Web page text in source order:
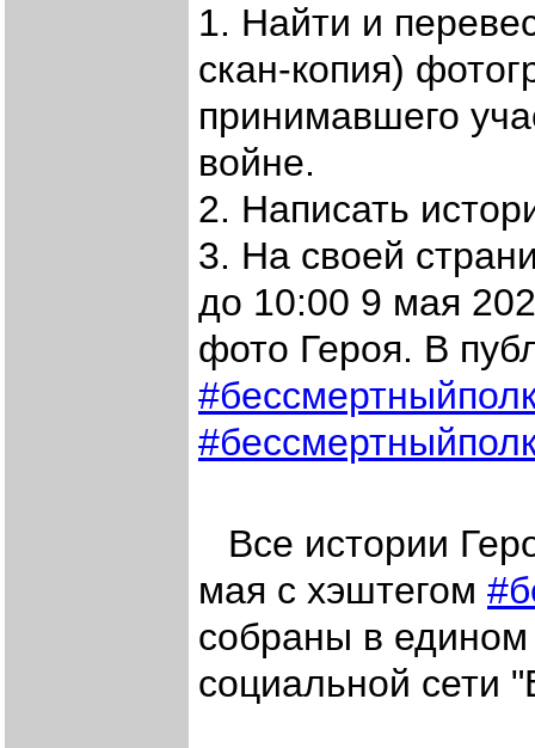
1. Найти и
скан-копия)
принимавшего
войне.
2. Написать
3. На своей
до 10:00 9 мая
фото Героя. В
Все истории
мая с хэштегом
собраны в едином
социальной сети